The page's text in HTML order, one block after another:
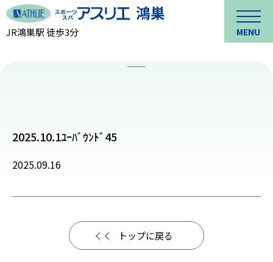
JR鴻巣駅 徒歩3分 MENU
2025.10.1ﾕｰﾊﾞｳﾝﾄﾞ45
2025.09.16
トップに戻る